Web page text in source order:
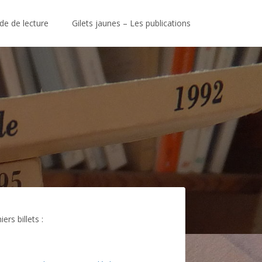
de lecture Gilets jaunes – Les publications
billets :